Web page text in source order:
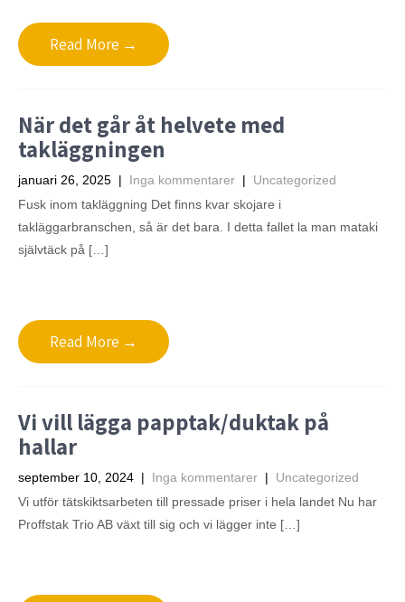
Read More →
När det går åt helvete med
takläggningen
januari 26, 2025 | Inga kommentarer | Uncategorized
Fusk inom takläggning Det finns kvar skojare i
takläggarbranschen, så är det bara. I detta fallet la man mataki
självtäck på […]
Read More →
Vi vill lägga papptak/duktak på
hallar
september 10, 2024 | Inga kommentarer | Uncategorized
Vi utför tätskiktsarbeten till pressade priser i hela landet Nu har
Proffstak Trio AB växt till sig och vi lägger inte […]